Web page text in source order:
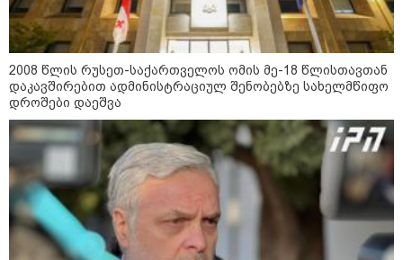
გადავცემ" - ეკა კუპატაძე
განცხადებას ავრცელებს
რა ისმინს სახლში დაყენებული
მომსასმენი მოწყობილობის
ჩანაწერში, სადაც ნია იმნაძე
მამას ესაუბრება?
"ამ ვიდეოს ნახვა ჩემთვის იყო
სიკვდილი" - რას ამბობს
დაკარგული 17 წლის ბიჭის დედა
ვიდეოკადრებზე, სადაც შვილის
განწირული ვედრების ხმა
ამოიცნო
2008 წლის რუსეთ-საქართველოს ომის მე-18 წლისთავთან
დაკავშირებით ადმინისტრაციულ შენობებზე სახელმწიფო
დროშები დაეშვა